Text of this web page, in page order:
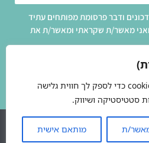
האתר זה עושה שימוש ב-cookies כדי לספק לך חווית גלישה
סטטיסטיקה ושיווק.
מותאם אישית ת
ודבר פרסומת מפותחים עתיד
ואני מאשר/ת שקראתי ומאשר/ת את
SENT
פותחים עתיד בע"מ (חל"צ)